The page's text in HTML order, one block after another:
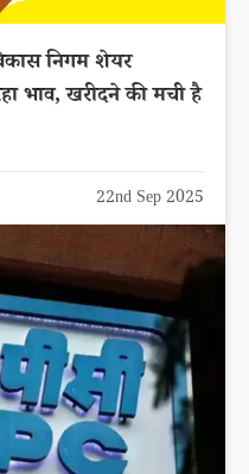
निगम शेयर
भाव, खरीदने की मची है
22nd Sep 2025